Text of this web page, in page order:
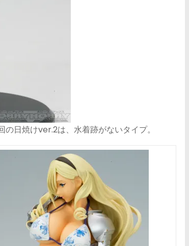
日焼けver.2は、水着跡がないタイプ。